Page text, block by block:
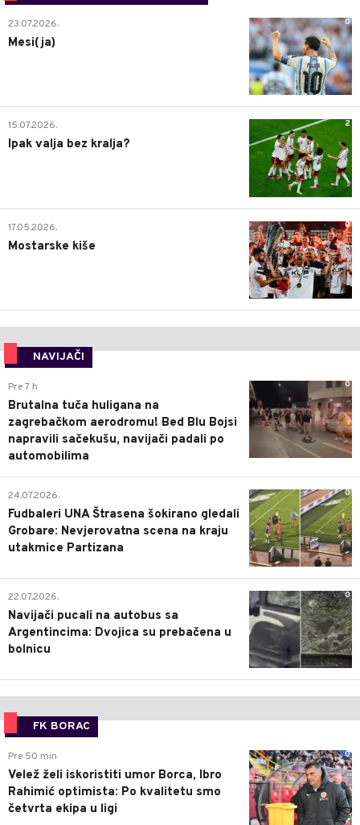
0
23.07.2026.
Mesi(ja)
2
15.07.2026.
Ipak valja bez kralja?
0
17.05.2026.
Mostarske kiše
NAVIJAČI
0
Pre 7 h
Brutalna tuča huligana na
zagrebačkom aerodromu! Bed Blu Bojsi
napravili sačekušu, navijači padali po
automobilima
0
24.07.2026.
Fudbaleri UNA Štrasena šokirano gledali
Grobare: Nevjerovatna scena na kraju
utakmice Partizana
0
22.07.2026.
Navijači pucali na autobus sa
Argentincima: Dvojica su prebačena u
bolnicu
FK BORAC
0
Pre 50 min
Velež želi iskoristiti umor Borca, Ibro
Rahimić optimista: Po kvalitetu smo
četvrta ekipa u ligi